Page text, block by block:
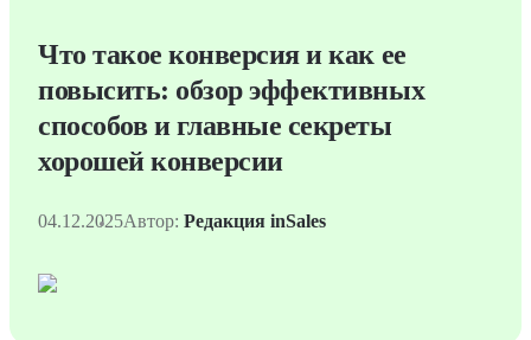
Что такое конверсия и как ее
повысить: обзор эффективных
способов и главные секреты
хорошей конверсии
04.12.2025Автор: Редакция inSales